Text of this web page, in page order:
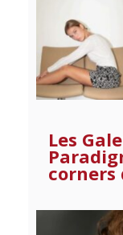
Les
corners